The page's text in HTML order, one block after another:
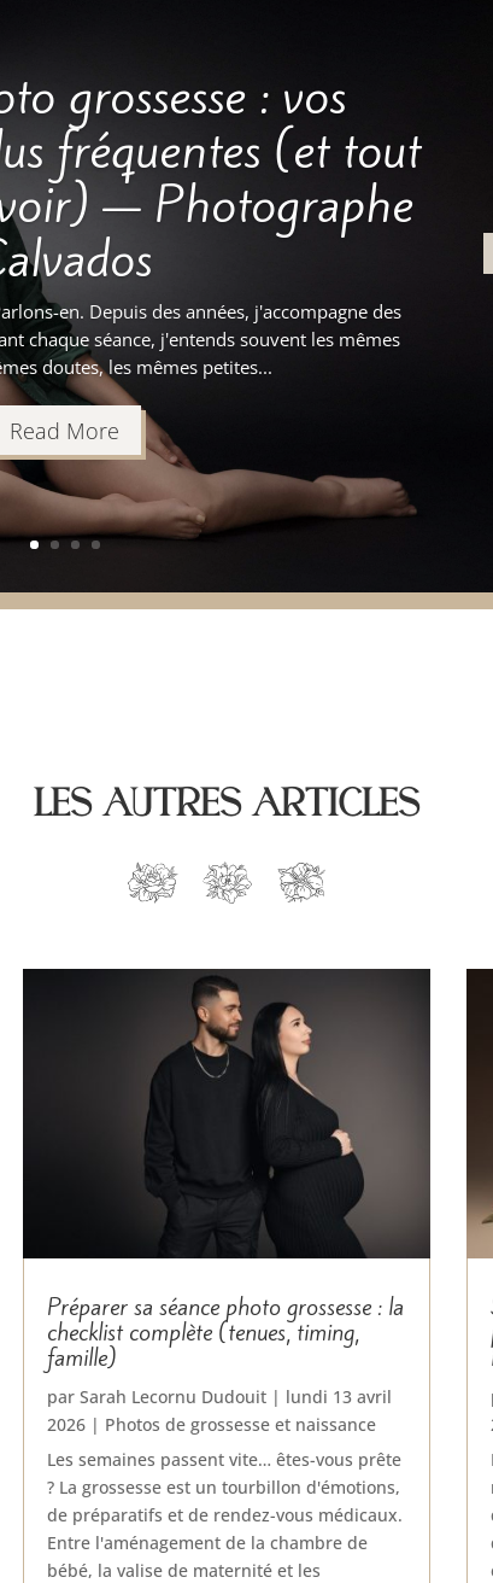
grossesse : vos
fréquentes (et tout
— Photographe
en. Depuis des années, j'accompagne des
chaque séance, j'entends souvent les mêmes
doutes, les mêmes petites...
Read More
LES AUTRES ARTICLES
Préparer sa séance photo grossesse : la
checklist complète (tenues, timing,
famille)
par Sarah Lecornu Dudouit| lundi 13 avril
2026| Photos de grossesse et naissance
Les semaines passent vite… êtes-vous prête
? La grossesse est un tourbillon d'émotions,
de préparatifs et de rendez-vous médicaux.
Entre l'aménagement de la chambre de
bébé, la valise de maternité et les